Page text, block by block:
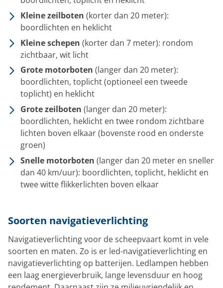
Kleine zeilboten (korter dan 20 meter):
boordlichten en heklicht
Kleine schepen (korter dan 7 meter): rondom
zichtbaar, wit licht
Grote motorboten (langer dan 20 meter):
boordlichten, toplicht (optioneel een tweede
toplicht) en heklicht
Grote zeilboten (langer dan 20 meter):
boordlichten, heklicht en twee rondom zichtbare
lichten boven elkaar (bovenste rood en onderste
groen)
Snelle motorboten (langer dan 20 meter en sneller
dan 40 km/uur): boordlichten, toplicht, heklicht en
twee witte flikkerlichten boven elkaar
Soorten navigatieverlichting
Navigatieverlichting voor de scheepvaart komt in vele
soorten en maten. Zo is er led-navigatieverlichting en
navigatieverlichting op batterijen. Ledlampen hebben
een laag energieverbruik, lange levensduur en hoog